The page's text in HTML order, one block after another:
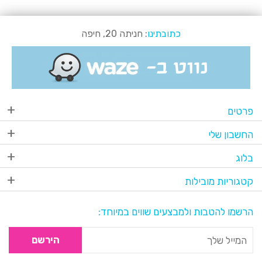
כתובתינו: חניתה 20, חיפה
פרטים
החשבון שלי
בלוג
קטגוריות מובילות
הרשמו להטבות ולמבצעים שווים במיוחד:
הירשם